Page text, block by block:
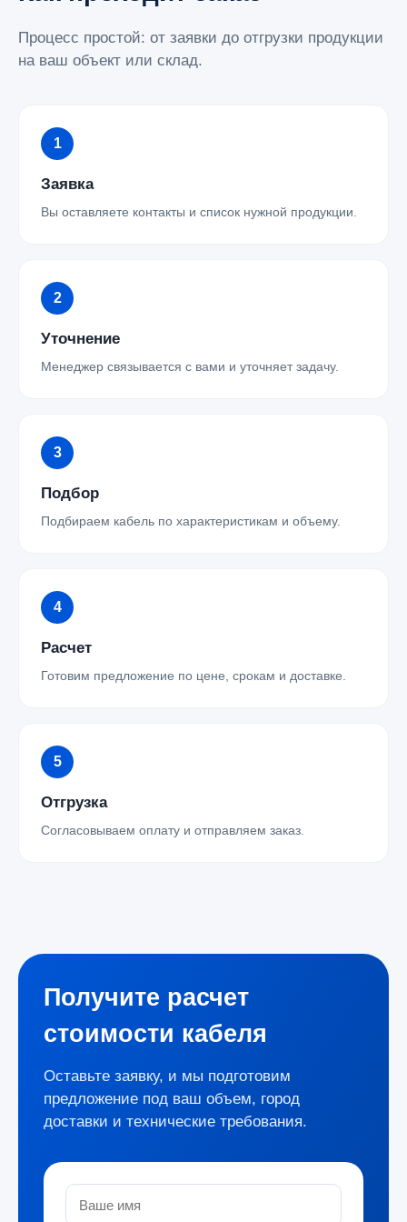
Процесс простой: от заявки до отгрузки продукции
на ваш объект или склад.
Заявка
Вы оставляете контакты и список нужной продукции.
Уточнение
Менеджер связывается с вами и уточняет задачу.
Подбор
Подбираем кабель по характеристикам и объему.
Расчет
Готовим предложение по цене, срокам и доставке.
Отгрузка
Согласовываем оплату и отправляем заказ.
Получите расчет
стоимости кабеля
Оставьте заявку, и мы подготовим
предложение под ваш объем, город
доставки и технические требования.